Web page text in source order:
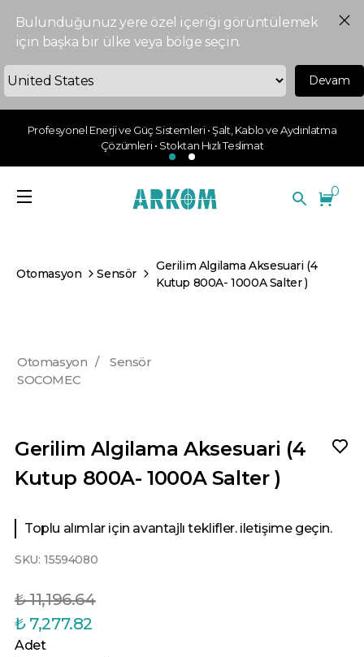
Bulunduğunuz yere özel içeriği görüntülemek
için başka bir ülke veya bölge seçin.
Devam
Profesyonel Enerji ve Güç Sistemleri • Şalt, Kablo ve Aydınlatma
Çözümleri • Stoktan Hızlı Teslimat
0
Otomasyon Sensör
Gerilim Algilama Aksesuari (4
Kutup 800A- 1000A Salter )
Otomasyon /
Sensör
SOCOMEC
Gerilim Algilama Aksesuari (4
Kutup 800A- 1000A Salter )
Toplu alımlar için avantajlı teklifler. iletişime geçin.
SKU: 15594080
₺ 11,196.64
₺ 7,277.82
Adet